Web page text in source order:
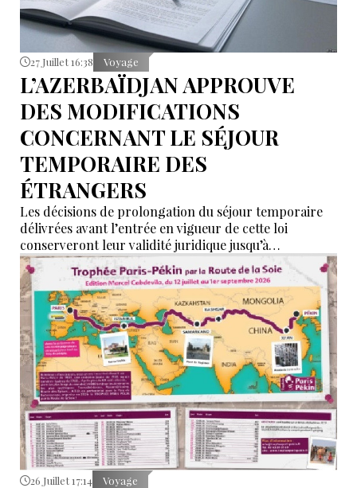
27 Juillet 16:38 Voyage
L’AZERBAÏDJAN APPROUVE
DES MODIFICATIONS
CONCERNANT LE SÉJOUR
TEMPORAIRE DES
ÉTRANGERS
Les décisions de prolongation du séjour temporaire
délivrées avant l’entrée en vigueur de cette loi
conserveront leur validité juridique jusqu’à
l’expiration de la période qui y est indiquée.
26 Juillet 17:14 Voyage